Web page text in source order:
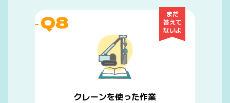
まだ
答えて
ないよ
Q8
クレーンを使った作業